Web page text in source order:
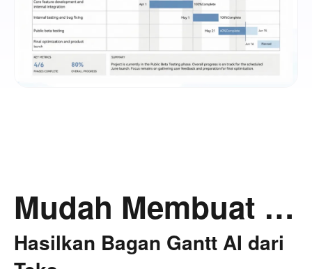
Mudah Membuat Gantt Chart yang Jelas Hanya dalam 3 Menit
Hasilkan Bagan Gantt AI dari